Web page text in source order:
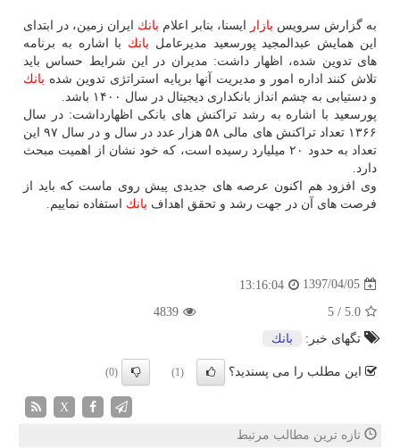
به گزارش سرویس بازار ایسنا، بنابر اعلام بانك ایران زمین، در ابتدای
این همایش عبدالمجید پورسعید مدیرعامل بانك با اشاره به برنامه
های تدوین شده، اظهار داشت: مدیران در این شرایط حساس باید
تلاش كنند اداره امور و مدیریت آنها برپایه استراتژی تدوین شده بانك
و دستیابی به چشم انداز بانكداری دیجیتال در سال ۱۴۰۰ باشد.
پورسعید با اشاره به رشد تراكنش های بانكی اظهارداشت: در سال
۱۳۶۶ تعداد تراكنش های مالی ۵۸ هزار عدد در سال و در سال ۹۷ این
تعداد به حدود ۲۰ میلیارد رسیده است، كه خود نشان از اهمیت مبحث
دارد.
وی افزود هم اكنون عرصه های جدیدی پیش روی ماست كه باید از
فرصت های آن در جهت رشد و تحقق اهداف بانك استفاده نماییم.
1397/04/05
13:16:04
5.0
/
5
4839
تگهای خبر:
بانك
این مطلب را می پسندید؟ (1)
(0)
X
تازه ترین مطالب مرتبط